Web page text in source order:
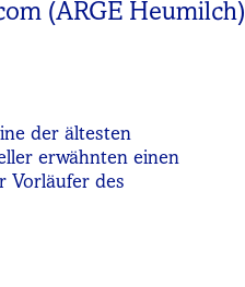
(ARGE Heumilch)
der ältesten
erwähnten einen
Vorläufer des